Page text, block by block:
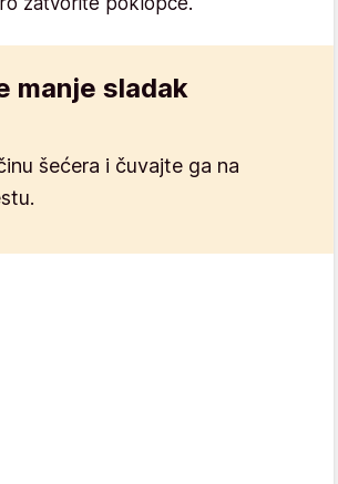
manje sladak
šećera i čuvajte ga na